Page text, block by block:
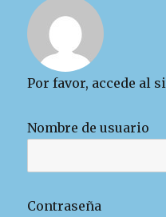
Por favor, accede al
Nombre de usuario
Contraseña